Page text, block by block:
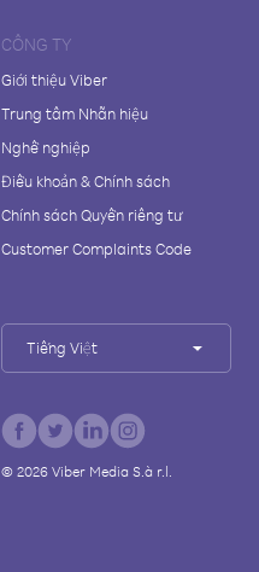
CÔNG TY
Giới thiệu Viber
Trung tâm Nhãn hiệu
Nghề nghiệp
Điều khoản & Chính sách
Chính sách Quyền riêng tư
Customer Complaints Code
Tiếng Việt
© 2026Viber Media S.à r.l.